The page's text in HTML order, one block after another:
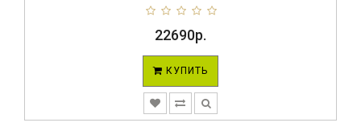
22690р.
КУПИТЬ